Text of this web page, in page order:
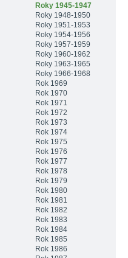
Roky 1945-1947
Roky 1948-1950
Roky 1951-1953
Roky 1954-1956
Roky 1957-1959
Roky 1960-1962
Roky 1963-1965
Roky 1966-1968
Rok 1969
Rok 1970
Rok 1971
Rok 1972
Rok 1973
Rok 1974
Rok 1975
Rok 1976
Rok 1977
Rok 1978
Rok 1979
Rok 1980
Rok 1981
Rok 1982
Rok 1983
Rok 1984
Rok 1985
Rok 1986